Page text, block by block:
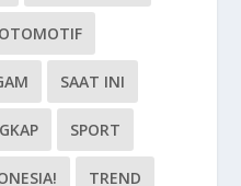
OTOMOTIF
SAAT INI
SPORT
TREND